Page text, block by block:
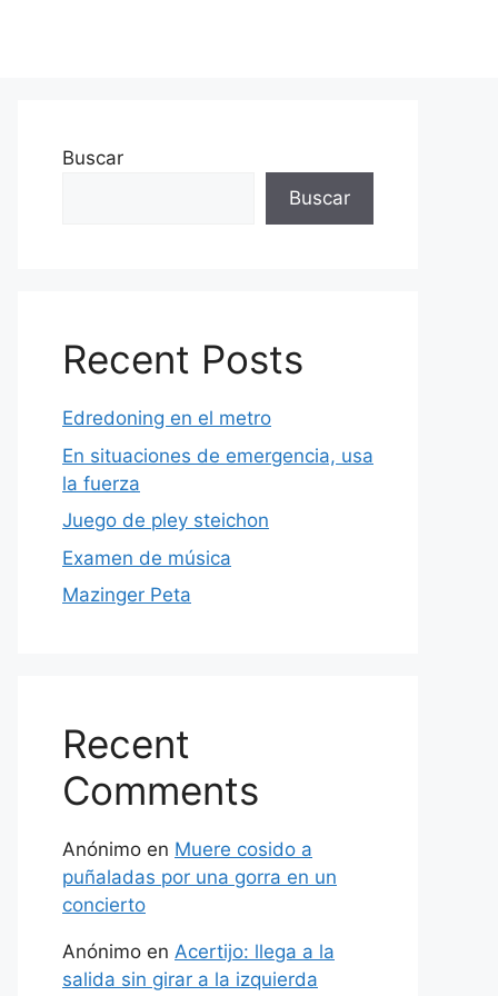
Buscar
Buscar
Recent Posts
Edredoning en el metro
En situaciones de emergencia, usa
la fuerza
Juego de pley steichon
Examen de música
Mazinger Peta
Recent
Comments
Anónimo en Muere cosido a
puñaladas por una gorra en un
concierto
Anónimo en Acertijo: llega a la
salida sin girar a la izquierda